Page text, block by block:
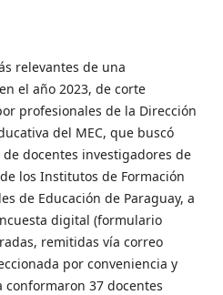
relevantes de una
el año 2023, de corte
profesionales de la Dirección
del MEC, que buscó
docentes investigadores de
los Institutos de Formación
de Educación de Paraguay, a
digital (formulario
remitidas vía correo
por conveniencia y
37 docentes